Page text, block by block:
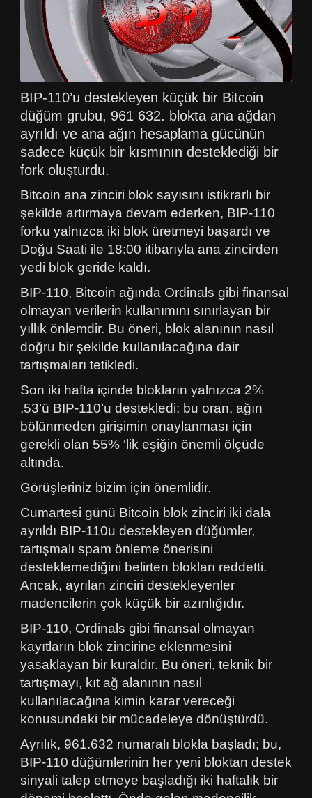
BIP-110’u destekleyen küçük bir Bitcoin
düğüm grubu, 961 632. blokta ana ağdan
ayrıldı ve ana ağın hesaplama gücünün
sadece küçük bir kısmının desteklediği bir
fork oluşturdu.
Bitcoin ana zinciri blok sayısını istikrarlı bir
şekilde artırmaya devam ederken, BIP-110
forku yalnızca iki blok üretmeyi başardı ve
Doğu Saati ile 18:00 itibarıyla ana zincirden
yedi blok geride kaldı.
BIP-110, Bitcoin ağında Ordinals gibi finansal
olmayan verilerin kullanımını sınırlayan bir
yıllık önlemdir. Bu öneri, blok alanının nasıl
doğru bir şekilde kullanılacağına dair
tartışmaları tetikledi.
Son iki hafta içinde blokların yalnızca 2%
,53’ü BIP-110’u destekledi; bu oran, ağın
bölünmeden girişimin onaylanması için
gerekli olan 55% ‘lik eşiğin önemli ölçüde
altında.
Görüşleriniz bizim için önemlidir.
Cumartesi günü Bitcoin blok zinciri iki dala
ayrıldı BIP-110u destekleyen düğümler,
tartışmalı spam önleme önerisini
desteklemediğini belirten blokları reddetti.
Ancak, ayrılan zinciri destekleyenler
madencilerin çok küçük bir azınlığıdır.
BIP-110, Ordinals gibi finansal olmayan
kayıtların blok zincirine eklenmesini
yasaklayan bir kuraldır. Bu öneri, teknik bir
tartışmayı, kıt ağ alanının nasıl
kullanılacağına kimin karar vereceği
konusundaki bir mücadeleye dönüştürdü.
Ayrılık, 961.632 numaralı blokla başladı; bu,
BIP-110 düğümlerinin her yeni bloktan destek
sinyali talep etmeye başladığı iki haftalık bir